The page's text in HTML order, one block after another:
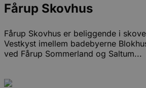
Fårup Skovhus
Fårup Skovhus er beliggende i
Vestkyst imellem badebyerne
ved Fårup Sommerland og Saltum...